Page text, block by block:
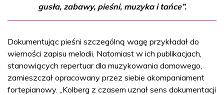
gusła, zabawy, pieśni, muzyka i tańce”.
Dokumentując pieśni szczególną wagę przykładał do
wierności zapisu melodii. Natomiast w ich publikacjach,
stanowiących repertuar dla muzykowania domowego,
zamieszczał opracowany przez siebie akompaniament
fortepianowy. „Kolberg z czasem uznał sens dokumentacji